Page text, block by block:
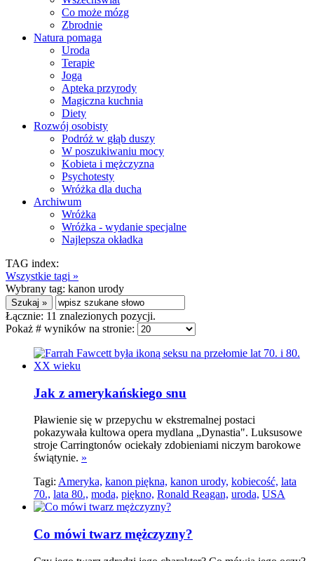
Co może mózg
Zbrodnie
Natura pomaga
Uroda
Terapie
Joga
Apteka przyrody
Magiczna kuchnia
Diety
Rozwój osobisty
Podróż w głąb duszy
W poszukiwaniu mocy
Kobieta i mężczyzna
Psychotesty
Wróżka dla ducha
Archiwum
Wróżka
Wróżka - wydanie specjalne
Najlepsza okładka
TAG index:
Wszystkie tagi »
Wybrany tag: kanon urody
Łącznie: 11 znalezionych pozycji.
Pokaż # wyników na stronie:
Jak z amerykańskiego snu
Pławienie się w przepychu w ekstremalnej postaci
pokazywała kultowa opera mydlana „Dynastia". Luksusowe
stroje Carringtonów ociekały zdobieniami niczym barokowe
świątynie. »
Tagi: Ameryka, kanon piękna, kanon urody, kobiecość, lata
70., lata 80., moda, piękno, Ronald Reagan, uroda, USA
Co mówi twarz mężczyzny?